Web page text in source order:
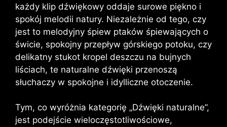
każdy klip dźwiękowy oddaje surowe piękno i
spokój melodii natury. Niezależnie od tego, czy
jest to melodyjny śpiew ptaków śpiewających o
świcie, spokojny przepływ górskiego potoku, czy
delikatny stukot kropel deszczu na bujnych
liściach, te naturalne dźwięki przenoszą
słuchaczy w spokojne i idylliczne otoczenie.
Tym, co wyróżnia kategorię „Dźwięki naturalne”,
jest podejście wieloczęstotliwościowe,